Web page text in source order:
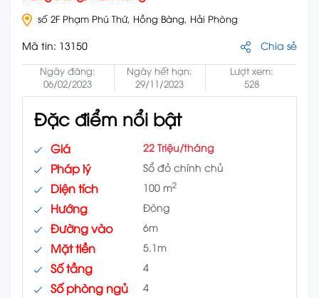
số 2F Phạm Phú Thứ, Hồng Bàng, Hải Phòng
Mã tin: 13150 Chia sẻ
Ngày đăng:
06/02/2023
Ngày hết hạn:
29/11/2023
Lượt xem:
528
Đặc điểm nổi bật
Giá 22 Triệu/tháng
Pháp lý Sổ đỏ chính chủ
Diện tích 100 m2
Hướng Đông
Đường vào 6m
Mặt tiền 5.1m
Số tầng 4
Số phòng ngủ 4